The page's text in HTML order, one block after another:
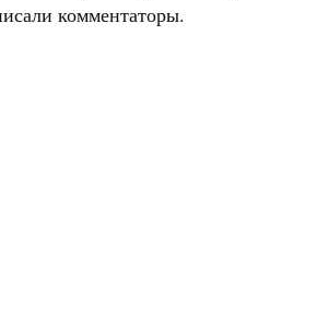
комментаторы.